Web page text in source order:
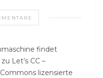
findet
zu Let’s CC –
lizensierte